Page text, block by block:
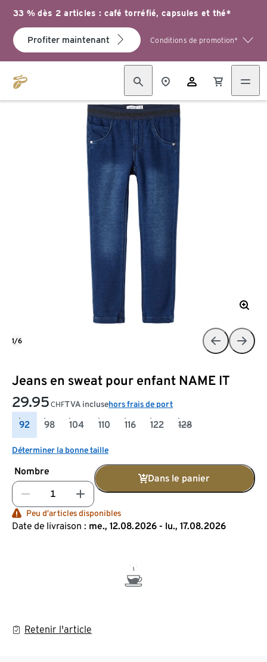
33 % dès 2 articles : café torréfié, capsules et thé*
Profiter maintenant Conditions de promotion*
Jeans en sweat pour enfant NAME IT
29.95 CHFTVA inclusehors frais de port
92 98 104 110 116 122 128
Déterminer la bonne taille
Nombre
Dans le panier
Peu d’articles disponibles
Date de livraison : me., 12.08.2026 - lu., 17.08.2026
Retenir l'article
1/6